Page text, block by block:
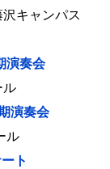
キャンパス
演奏会
演奏会
ル
ト